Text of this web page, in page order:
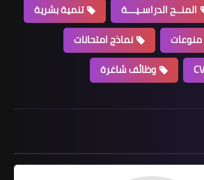
المنــح الدراسـيـــة
تنمية بشرية
منوعات
نماذج امتحانات
وظائف شاغرة